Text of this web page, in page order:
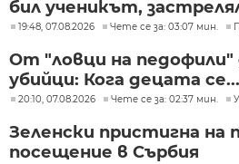
бил ученикът,
19:48, 07.08.2026 Чете се за: 03:07 мин.
От "ловци на
убийци: Кога децата се...
20:10, 07.08.2026 Чете се за: 02:37 мин.
Зеленски пристигна на
посещение в Сърбия